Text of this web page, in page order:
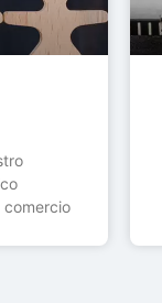
comercio